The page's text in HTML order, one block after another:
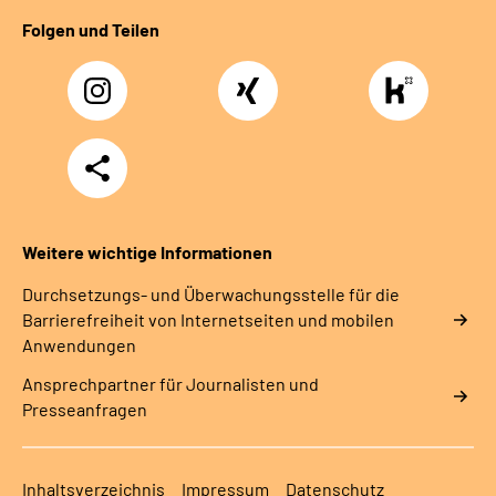
Folgen und Teilen
Instagram Xing
https://
rentenversicherung-
nordbayern6
Teilen
Weitere wichtige Informationen
Durchsetzungs- und Überwachungsstelle für die
Barrierefreiheit von Internetseiten und mobilen
Anwendungen
Ansprechpartner für Journalisten und
Presseanfragen
Inhaltsverzeichnis Impressum Datenschutz